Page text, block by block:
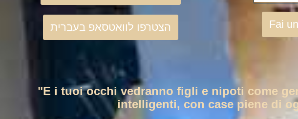
הצטרפו לוואטסאפ בעברית Fai
"E i tuoi occhi vedranno figli e nipoti come
intelligenti, con case piene di